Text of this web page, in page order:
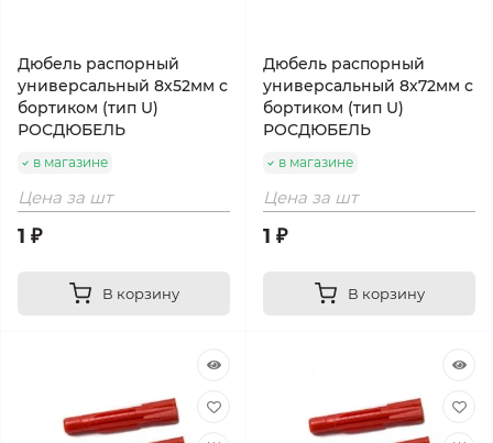
Дюбель распорный
универсальный 8х52мм с
бортиком (тип U)
РОСДЮБЕЛЬ
в магазине
Цена за шт
1 ₽
В корзину
Дюбель распорный
универсальный 8х72мм с
бортиком (тип U)
РОСДЮБЕЛЬ
в магазине
Цена за шт
1 ₽
В корзину